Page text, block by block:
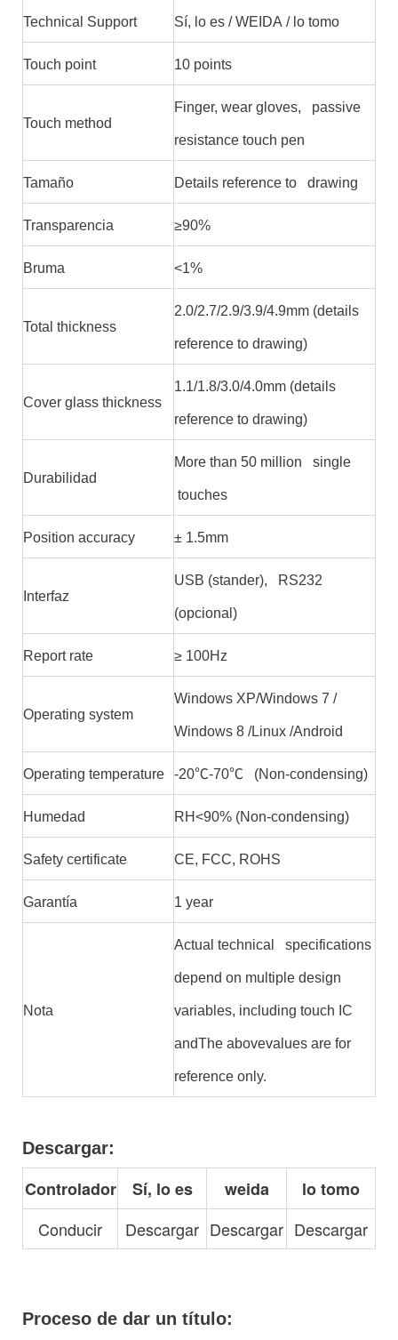
Technical Support Sí, lo es / WEIDA / lo tomo
Touch point 10 points
Touch method
Finger, wear gloves, passive
resistance touch pen
Tamaño Details reference to drawing
Transparencia ≥90%
Bruma <1%
Total thickness
2.0/2.7/2.9/3.9/4.9mm (details
reference to drawing)
Cover glass thickness
1.1/1.8/3.0/4.0mm (details
reference to drawing)
Durabilidad
More than 50 million single
touches
Position accuracy ± 1.5mm
Interfaz
USB (stander), RS232
(opcional)
Report rate ≥ 100Hz
Operating system
Windows XP/Windows 7 /
Windows 8 /Linux /Android
Operating temperature -20℃-70℃ (Non-condensing)
Humedad RH<90% (Non-condensing)
Safety certificate CE, FCC, ROHS
Garantía 1 year
Nota
Actual technical specifications
depend on multiple design
variables, including touch IC
andThe abovevalues are for
reference only.
Descargar:
Controlador Sí, lo es weida
lo tomo
Conducir
Descargar Descargar Descargar
Proceso de dar un título: